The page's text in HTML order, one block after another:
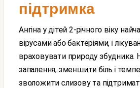
підтримка
Ангіна у дітей 2-річного віку найчастіше викликана
вірусами або бактеріями, і
враховувати природу збудника.
запалення, зменшити біль і
зволожити слизову та